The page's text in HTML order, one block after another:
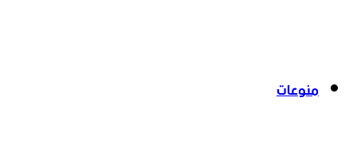
منوعات